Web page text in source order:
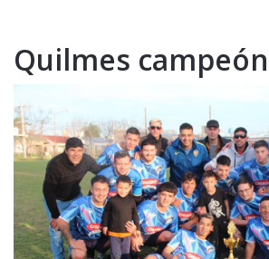
Quilmes campeón